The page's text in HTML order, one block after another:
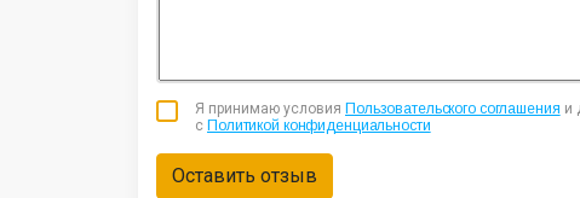
Я принимаю условия Пользовательского соглашения и
с Политикой конфиденциальности
Оставить отзыв